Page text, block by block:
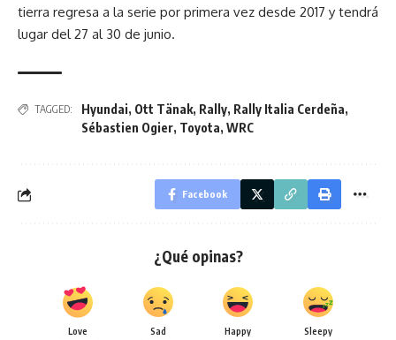
tierra regresa a la serie por primera vez desde 2017 y tendrá
lugar del 27 al 30 de junio.
TAGGED: Hyundai, Ott Tänak, Rally, Rally Italia Cerdeña,
Sébastien Ogier, Toyota, WRC
Facebook
¿Qué opinas?
Love Sad Happy Sleepy